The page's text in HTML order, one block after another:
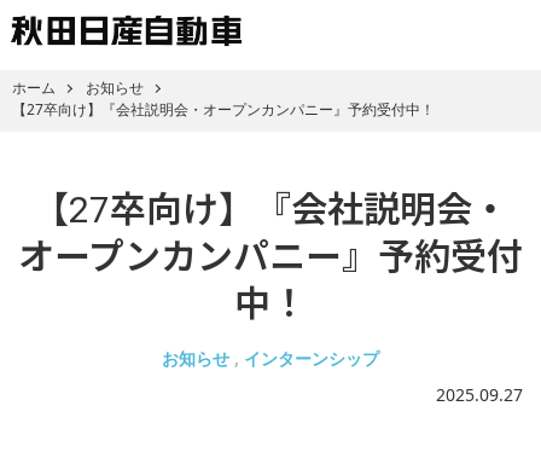
ホーム
お知らせ
【27卒向け】『会社説明会・オープンカンパニー』予約受付中！
【27卒向け】『会社説明会・
オープンカンパニー』予約受付
中！
お知らせ
インターンシップ
2025.09.27